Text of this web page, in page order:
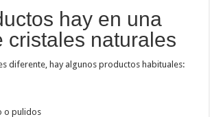
hay en una
cristales naturales
diferente, hay algunos productos habituales:
o pulidos